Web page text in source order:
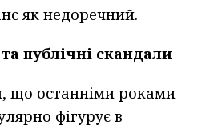
як недоречний.
публічні скандали
що останніми роками
фігурує в